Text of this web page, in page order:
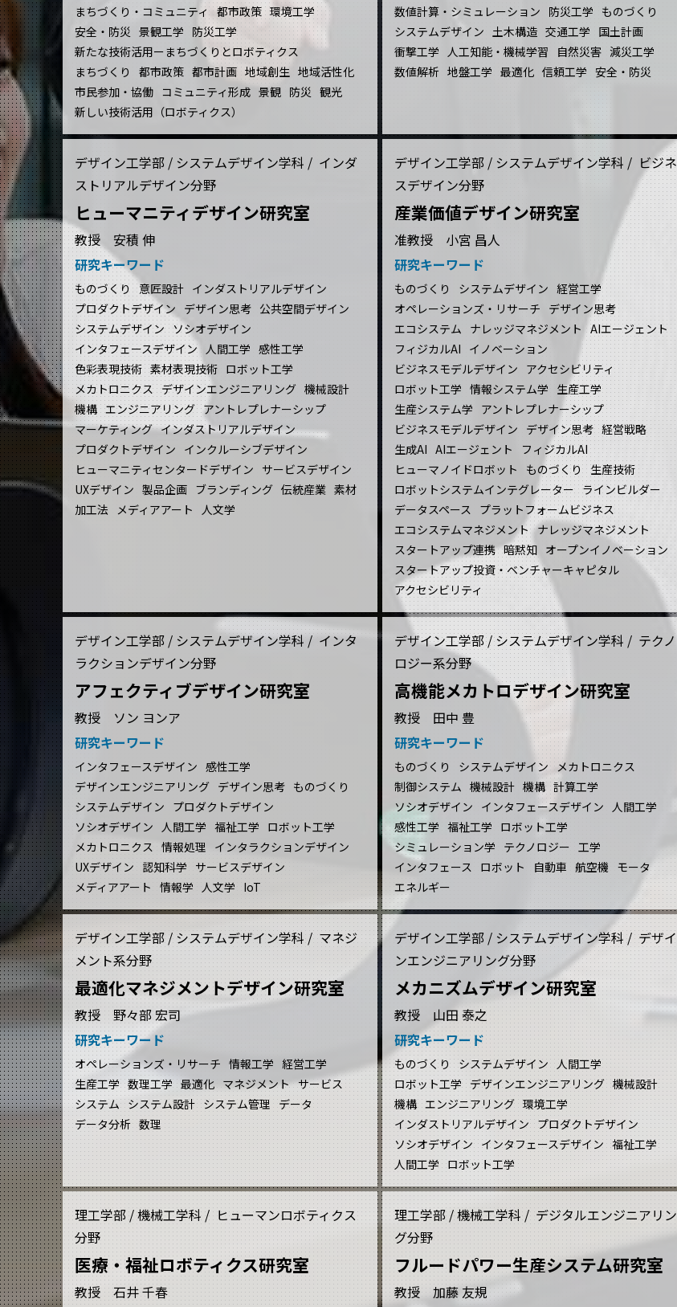
まちづくり・コミュニティ
都市政策 環境工学
安全・防災 景観工学 防災工学
新たな技術活用ーまちづくりとロボティクス
まちづくり
都市政策 都市計画 地域創生 地域活性化
市民参加・協働 コミュニティ形成 景観 防災 観光
新しい技術活用（ロボティクス）
数値計算・シミュレーション 防災工学 ものづくり
システムデザイン 土木構造 交通工学 国土計画
衝撃工学 人工知能・機械学習 自然災害 減災工学
数値解析 地盤工学 最適化 信頼工学 安全・防災
デザイン工学部 / システムデザイン学科 / インダ
ストリアルデザイン分野
ヒューマニティデザイン研究室
教授 安積 伸
研究キーワード
ものづくり 意匠設計 インダストリアルデザイン
プロダクトデザイン デザイン思考 公共空間デザイン
システムデザイン ソシオデザイン
インタフェースデザイン 人間工学 感性工学
色彩表現技術 素材表現技術 ロボット工学
メカトロニクス デザインエンジニアリング 機械設計
機構 エンジニアリング アントレプレナーシップ
マーケティング インダストリアルデザイン
プロダクトデザイン インクルーシブデザイン
ヒューマニティセンタードデザイン サービスデザイン
UXデザイン 製品企画 ブランディング 伝統産業 素材
加工法 メディアアート 人文学
デザイン工学部 / システムデザイン学科 / ビジネ
スデザイン分野
産業価値デザイン研究室
准教授 小宮 昌人
研究キーワード
ものづくり システムデザイン 経営工学
オペレーションズ・リサーチ デザイン思考
エコシステム ナレッジマネジメント AIエージェント
フィジカルAI イノベーション
ビジネスモデルデザイン アクセシビリティ
ロボット工学 情報システム学 生産工学
生産システム学 アントレプレナーシップ
ビジネスモデルデザイン デザイン思考 経営戦略
生成AI AIエージェント
フィジカルAI
ヒューマノイドロボット
ものづくり
生産技術
ロボットシステムインテグレーター ラインビルダー
データスペース プラットフォームビジネス
エコシステムマネジメント ナレッジマネジメント
スタートアップ連携 暗黙知 オープンイノベーション
スタートアップ投資・ベンチャーキャピタル
アクセシビリティ
デザイン工学部 / システムデザイン学科 / インタ
ラクションデザイン分野
アフェクティブデザイン研究室
教授 ソン ヨンア
研究キーワード
インタフェースデザイン 感性工学
デザインエンジニアリング デザイン思考 ものづくり
システムデザイン プロダクトデザイン
ソシオデザイン 人間工学 福祉工学 ロボット工学
メカトロニクス 情報処理 インタラクションデザイン
UXデザイン 認知科学 サービスデザイン
メディアアート 情報学 人文学 IoT
デザイン工学部 / システムデザイン学科 / テクノ
ロジー系分野
高機能メカトロデザイン研究室
教授 田中 豊
研究キーワード
ものづくり システムデザイン メカトロニクス
制御システム 機械設計 機構 計算工学
ソシオデザイン インタフェースデザイン 人間工学
感性工学 福祉工学 ロボット工学
シミュレーション学 テクノロジー 工学
インタフェース ロボット 自動車 航空機 モータ
エネルギー
デザイン工学部 / システムデザイン学科 / マネジ
メント系分野
最適化マネジメントデザイン研究室
教授 野々部 宏司
研究キーワード
オペレーションズ・リサーチ 情報工学 経営工学
生産工学 数理工学 最適化 マネジメント サービス
システム システム設計 システム管理 データ
データ分析 数理
デザイン工学部 / システムデザイン学科 / デザイ
ンエンジニアリング分野
メカニズムデザイン研究室
教授 山田 泰之
研究キーワード
ものづくり システムデザイン 人間工学
ロボット工学 デザインエンジニアリング 機械設計
機構 エンジニアリング 環境工学
インダストリアルデザイン プロダクトデザイン
ソシオデザイン インタフェースデザイン 福祉工学
人間工学 ロボット工学
理工学部 / 機械工学科 / ヒューマンロボティクス
分野
医療・福祉ロボティクス研究室
教授 石井 千春
理工学部 / 機械工学科 / デジタルエンジニアリン
グ分野
フルードパワー生産システム研究室
教授 加藤 友規